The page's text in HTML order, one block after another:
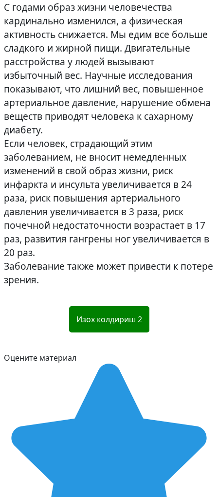
С годами образ жизни человечества
кардинально изменился, а физическая
активность снижается. Мы едим все больше
сладкого и жирной пищи. Двигательные
расстройства у людей вызывают
избыточный вес. Научные исследования
показывают, что лишний вес, повышенное
артериальное давление, нарушение обмена
веществ приводят человека к сахарному
диабету.
Если человек, страдающий этим
заболеванием, не вносит немедленных
изменений в свой образ жизни, риск
инфаркта и инсульта увеличивается в 24
раза, риск повышения артериального
давления увеличивается в 3 раза, риск
почечной недостаточности возрастает в 17
раз, развития гангрены ног увеличивается в
20 раз.
Заболевание также может привести к потере
зрения.
Изох колдириш 2
Оцените материал